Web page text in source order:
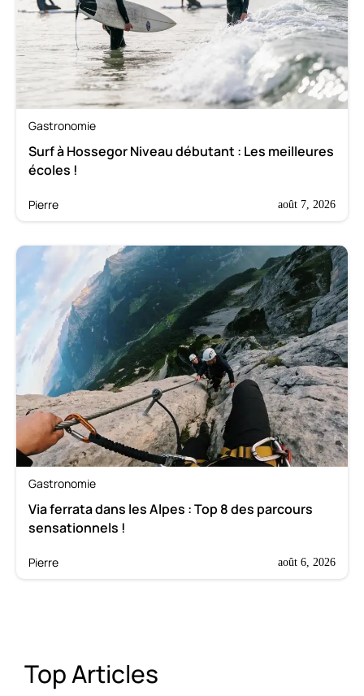
Gastronomie
Surf à Hossegor Niveau débutant : Les meilleures
écoles !
Pierre août 7, 2026
Gastronomie
Via ferrata dans les Alpes : Top 8 des parcours
sensationnels !
Pierre août 6, 2026
Top Articles